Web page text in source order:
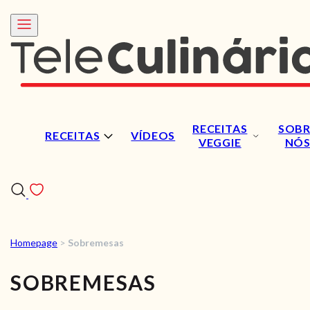
RECEITAS VÍDEOS
RECEITAS
VEGGIE
NÓS
VÍDEOS
Homepage > Sobremesas
SOBREMESAS